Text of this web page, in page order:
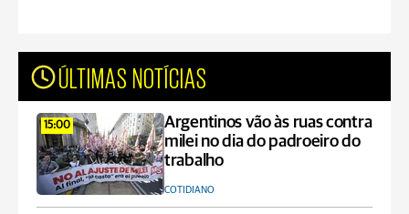
ÚLTIMAS NOTÍCIAS
15:00
Argentinos vão às ruas contra
milei no dia do padroeiro do
trabalho
COTIDIANO